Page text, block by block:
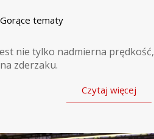
tematy
nie tylko nadmierna prędkość,
zderzaku.
Czytaj więcej